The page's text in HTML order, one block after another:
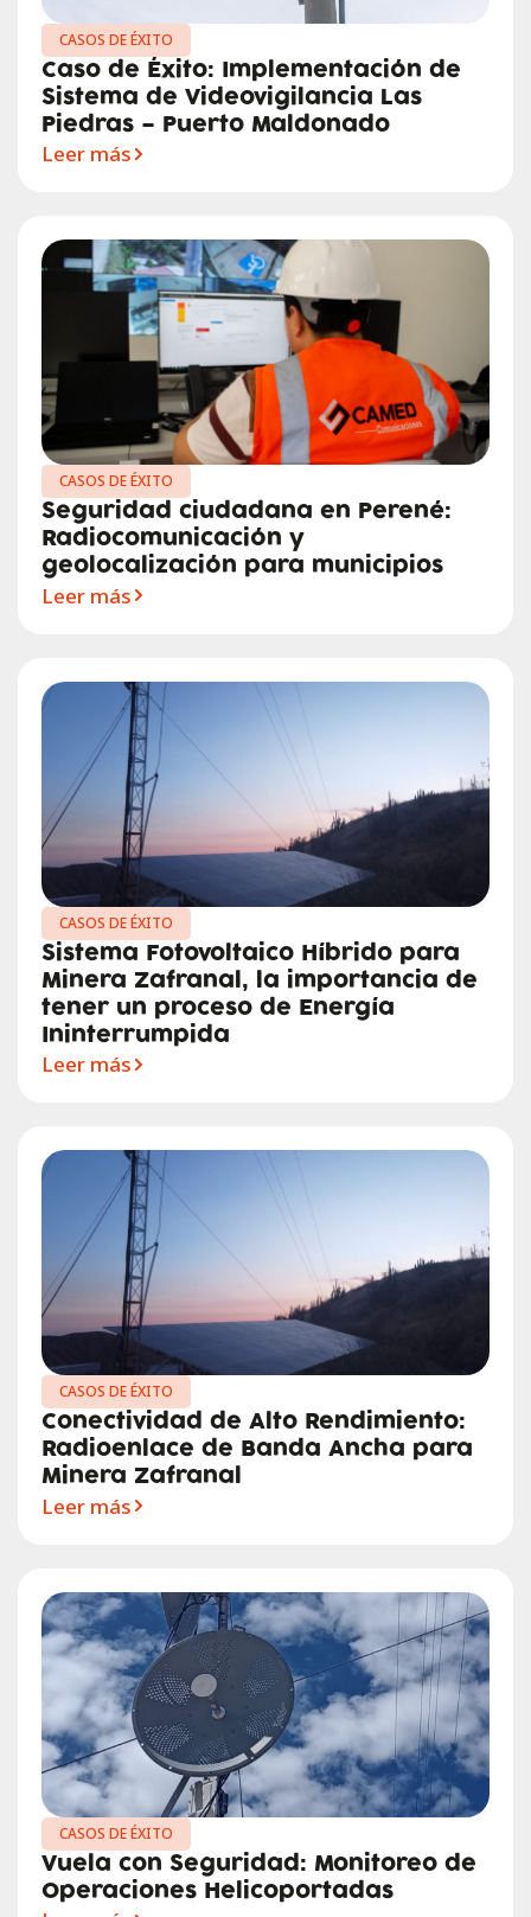
CASOS DE ÉXITO
Caso de Éxito: Implementación de
Sistema de Videovigilancia Las
Piedras – Puerto Maldonado
Leer más
CASOS DE ÉXITO
Seguridad ciudadana en Perené:
Radiocomunicación y
geolocalización para municipios
Leer más
CASOS DE ÉXITO
Sistema Fotovoltaico Híbrido para
Minera Zafranal, la importancia de
tener un proceso de Energía
Ininterrumpida
Leer más
CASOS DE ÉXITO
Conectividad de Alto Rendimiento:
Radioenlace de Banda Ancha para
Minera Zafranal
Leer más
CASOS DE ÉXITO
Vuela con Seguridad: Monitoreo de
Operaciones Helicoportadas